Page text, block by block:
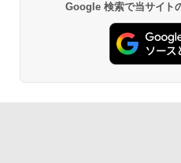
Google 検索で当サイト